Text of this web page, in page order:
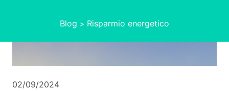
Blog > Risparmio energetico
02/09/2024